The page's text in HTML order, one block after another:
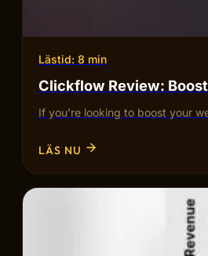
Lästid: 8 min
Clickflow Review:
If you’re looking to boost your
LÄS NU